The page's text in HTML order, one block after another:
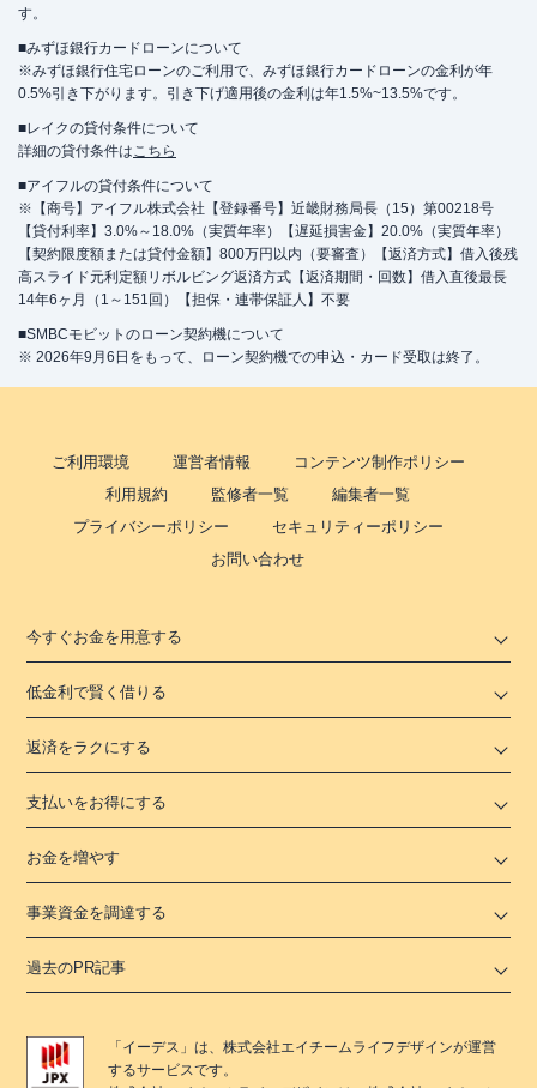
す。
■みずほ銀行カードローンについて
※みずほ銀行住宅ローンのご利用で、みずほ銀行カードローンの金利が年
0.5%引き下がります。引き下げ適用後の金利は年1.5%~13.5%です。
■レイクの貸付条件について
詳細の貸付条件はこちら
■アイフルの貸付条件について
※【商号】アイフル株式会社【登録番号】近畿財務局長（15）第00218号
【貸付利率】3.0%～18.0%（実質年率）【遅延損害金】20.0%（実質年率）
【契約限度額または貸付金額】800万円以内（要審査）【返済方式】借入後残
高スライド元利定額リボルビング返済方式【返済期間・回数】借入直後最長
14年6ヶ月（1～151回）【担保・連帯保証人】不要
■SMBCモビットのローン契約機について
※ 2026年9月6日をもって、ローン契約機での申込・カード受取は終了。
ご利用環境 運営者情報
コンテンツ制作ポリシー
利用規約
監修者一覧
編集者一覧
プライバシーポリシー
セキュリティーポリシー
お問い合わせ
今すぐお金を用意する
低金利で賢く借りる
返済をラクにする
支払いをお得にする
お金を増やす
事業資金を調達する
過去のPR記事
「 イーデス 」は、株式会社エイチームライフデザインが運営
するサービスです。